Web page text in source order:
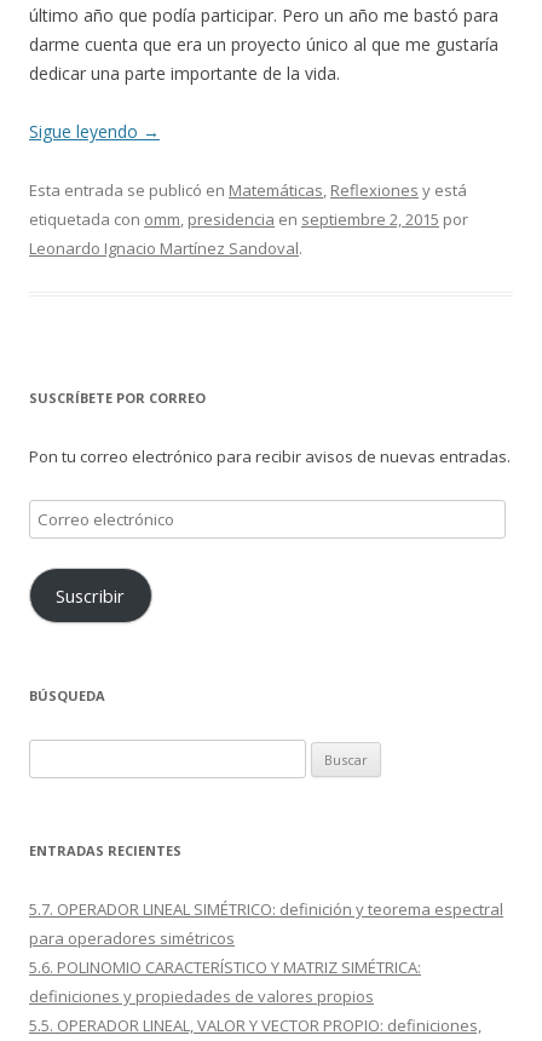
último año que podía participar. Pero un año me bastó para
darme cuenta que era un proyecto único al que me gustaría
dedicar una parte importante de la vida.
Sigue leyendo →
Esta entrada se publicó en Matemáticas, Reflexiones y está
etiquetada con omm, presidencia en septiembre 2, 2015 por
Leonardo Ignacio Martínez Sandoval.
SUSCRÍBETE POR CORREO
Pon tu correo electrónico para recibir avisos de nuevas entradas.
Correo
electrónico
Suscribir
BÚSQUEDA
ENTRADAS RECIENTES
5.7. OPERADOR LINEAL SIMÉTRICO: definición y teorema espectral
para operadores simétricos
5.6. POLINOMIO CARACTERÍSTICO Y MATRIZ SIMÉTRICA:
definiciones y propiedades de valores propios
5.5. OPERADOR LINEAL, VALOR Y VECTOR PROPIO: definiciones,